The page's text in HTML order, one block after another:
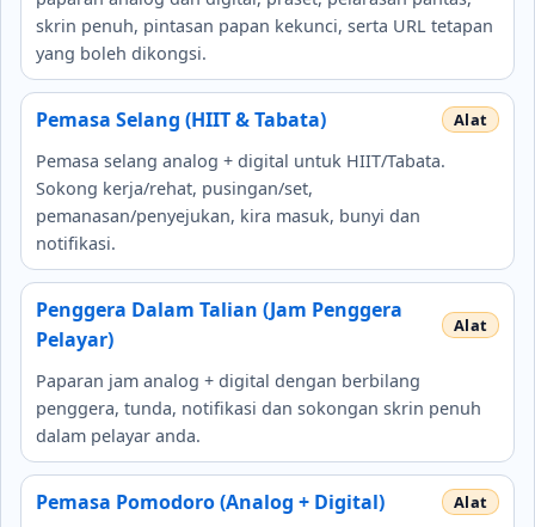
skrin penuh, pintasan papan kekunci, serta URL tetapan
yang boleh dikongsi.
Pemasa Selang (HIIT & Tabata)
Pemasa selang analog + digital untuk HIIT/Tabata.
Sokong kerja/rehat, pusingan/set,
pemanasan/penyejukan, kira masuk, bunyi dan
notifikasi.
Penggera Dalam Talian (Jam Penggera
Pelayar)
Paparan jam analog + digital dengan berbilang
penggera, tunda, notifikasi dan sokongan skrin penuh
dalam pelayar anda.
Pemasa Pomodoro (Analog + Digital)